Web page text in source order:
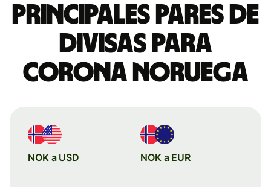
Principales pares de
divisas para
corona noruega
NOK a USD NOK a EUR